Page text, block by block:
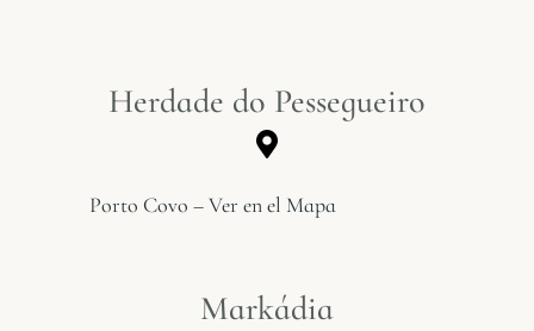
Herdade do Pessegueiro
Porto Covo – Ver en el Mapa
Markádia